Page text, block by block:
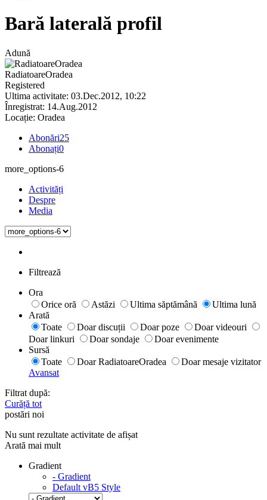
Bară laterală profil
Adună
RadiatoareOradea
Registered
Ultima activitate: 03.Dec.2012, 10:22
Înregistrat: 14.Aug.2012
Locație: Oradea
Abonări25
Abonați0
more_options-6
Activități
Despre
Media
Filtrează
Ora
Orice oră
Astăzi Ultima săptămână
Ultima lună
Arată
Toate
Doar discuții Doar poze
Doar videouri
Doar linkuri
Doar sondaje
Doar evenimente
Sursă
Toate
Doar RadiatoareOradea
Doar mesaje vizitator
Avansat
Filtrat după:
Curăță tot
postări noi
Nu sunt rezultate activitate de afișat
Arată mai mult
Gradient
- Gradient
Default vB5 Style